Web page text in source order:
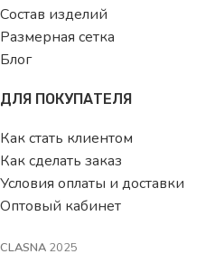
Состав изделий
Размерная сетка
Блог
ДЛЯ ПОКУПАТЕЛЯ
Как стать клиентом
Как сделать заказ
Условия оплаты и доставки
Оптовый кабинет
CLASNA 2025